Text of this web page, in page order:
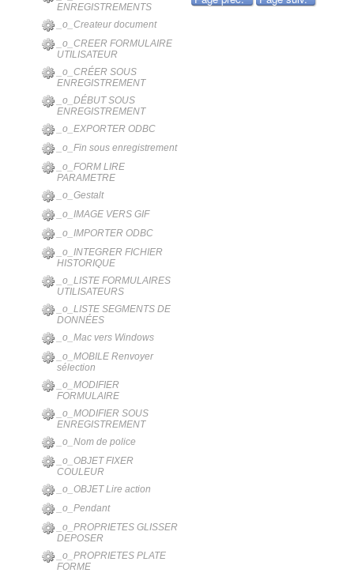
ENREGISTREMENTS
_o_Createur document
_o_CREER FORMULAIRE
UTILISATEUR
_o_CRÉER SOUS
ENREGISTREMENT
_o_DÉBUT SOUS
ENREGISTREMENT
_o_EXPORTER ODBC
_o_Fin sous enregistrement
_o_FORM LIRE
PARAMETRE
_o_Gestalt
_o_IMAGE VERS GIF
_o_IMPORTER ODBC
_o_INTEGRER FICHIER
HISTORIQUE
_o_LISTE FORMULAIRES
UTILISATEURS
_o_LISTE SEGMENTS DE
DONNÉES
_o_Mac vers Windows
_o_MOBILE Renvoyer
sélection
_o_MODIFIER
FORMULAIRE
_o_MODIFIER SOUS
ENREGISTREMENT
_o_Nom de police
_o_OBJET FIXER
COULEUR
_o_OBJET Lire action
_o_Pendant
_o_PROPRIETES GLISSER
DEPOSER
_o_PROPRIETES PLATE
FORME